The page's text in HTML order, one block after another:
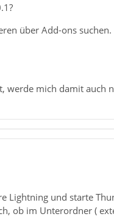
über Add-ons suchen.
werde mich damit auch
Lightning und starte
ob im Unterordner (